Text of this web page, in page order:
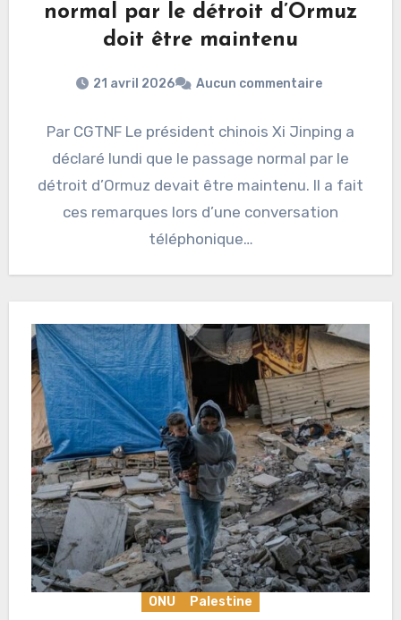
normal par le détroit d’Ormuz
doit être maintenu
21 avril 2026 Aucun commentaire
Par CGTNF Le président chinois Xi Jinping a
déclaré lundi que le passage normal par le
détroit d’Ormuz devait être maintenu. Il a fait
ces remarques lors d’une conversation
téléphonique…
ONU Palestine